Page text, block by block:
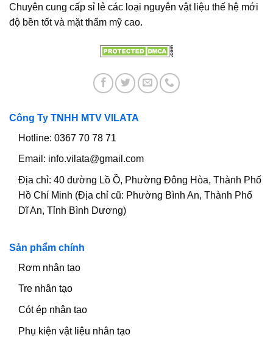
Chuyên cung cấp sỉ lẻ các loại nguyên vật liệu thế hệ mới
độ bền tốt và mặt thẩm mỹ cao.
Công Ty TNHH MTV VILATA
Hotline: 0367 70 78 71
Email: info.vilata@gmail.com
Địa chỉ: 40 đường Lồ Ồ, Phường Đông Hòa, Thành Phố
Hồ Chí Minh (Địa chỉ cũ: Phường Bình An, Thành Phố
Dĩ An, Tỉnh Bình Dương)
Sản phẩm chính
Rơm nhân tạo
Tre nhân tạo
Cót ép nhân tạo
Phụ kiện vật liệu nhân tạo